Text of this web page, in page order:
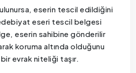
eserin tescil edildiğini
eseri tescil belgesi
eserin sahibine gönderilir
koruma altında olduğunu
evrak niteliği taşır.